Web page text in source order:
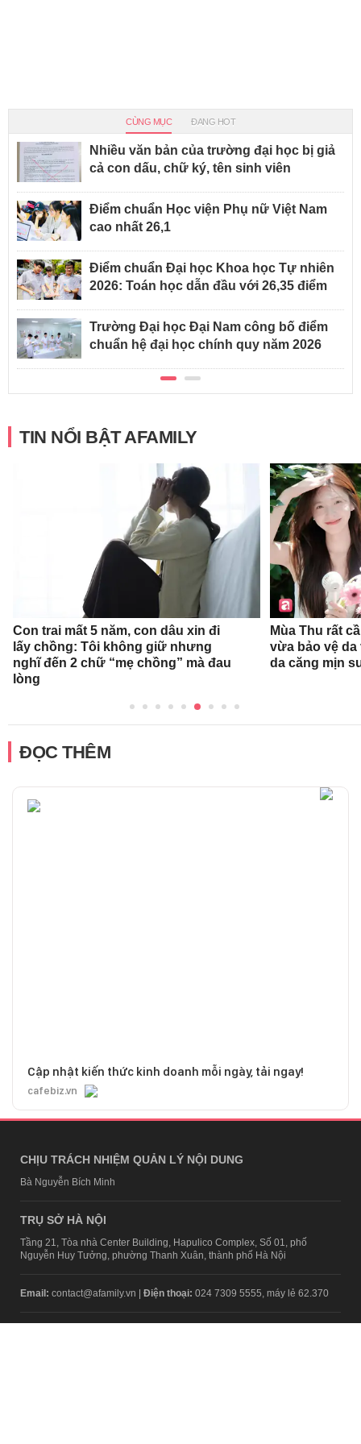
CÙNG MỤC ĐANG HOT
Nhiều văn bản của trường đại học bị giả
cả con dấu, chữ ký, tên sinh viên
Điểm chuẩn Học viện Phụ nữ Việt Nam
cao nhất 26,1
Điểm chuẩn Đại học Khoa học Tự nhiên
2026: Toán học dẫn đầu với 26,35 điểm
Trường Đại học Đại Nam công bố điểm
chuẩn hệ đại học chính quy năm 2026
TIN NỔI BẬT AFAMILY
Con trai mất 5 năm, con dâu xin đi
lấy chồng: Tôi không giữ nhưng
nghĩ đến 2 chữ “mẹ chồng” mà đau
lòng
Mùa Thu rất
vừa bảo vệ
da căng mịn
ĐỌC THÊM
Cập nhật kiến thức kinh doanh mỗi ngày, tải ngay!
CHỊU TRÁCH NHIỆM QUẢN LÝ NỘI DUNG
TRỤ SỞ HÀ NỘI
Tầng 21, Tòa nhà Center Building, Hapulico Complex, Số 01, phố